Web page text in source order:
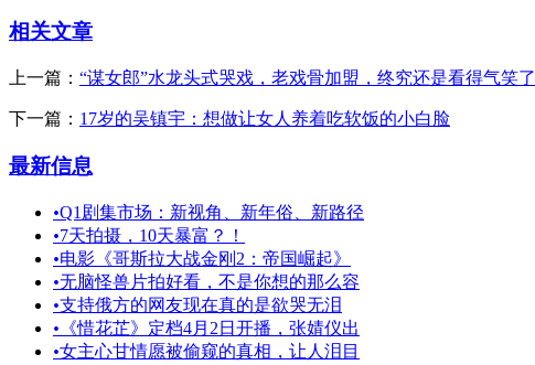
相关文章
上一篇： “谋女郎”水龙头式哭戏，老戏骨加盟，终究还是看得气笑了
下一篇： 17岁的吴镇宇：想做让女人养着吃软饭的小白脸
最新信息
•Q1剧集市场：新视角、新年俗、新路径
•7天拍摄，10天暴富？！
•电影《哥斯拉大战金刚2：帝国崛起》
•无脑怪兽片拍好看，不是你想的那么容
•支持俄方的网友现在真的是欲哭无泪
• 《惜花芷》定档4月2日开播，张婧仪出
•女主心甘情愿被偷窥的真相，让人泪目